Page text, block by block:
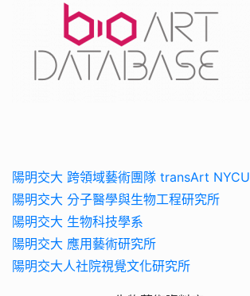
陽明交大 跨領域藝術團隊 transArt NYCU
陽明交大 分子醫學與生物工程研究所
陽明交大 生物科技學系
陽明交大 應用藝術研究所
陽明交大人社院視覺文化研究所